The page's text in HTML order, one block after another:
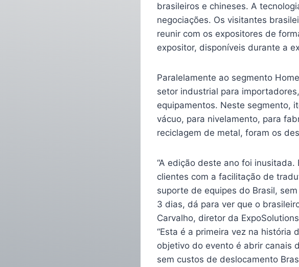
brasileiros e chineses. A
negociações. Os visitantes
reunir com os expositores de
expositor, disponíveis durante a
Paralelamente ao segmento
setor industrial para
equipamentos. Neste segmento,
vácuo, para nivelamento, para
reciclagem de metal, foram os
“A edição deste ano foi
clientes com a facilitação de
suporte de equipes do Brasil,
3 dias, dá para ver que o
Carvalho, diretor da
“Esta é a primeira vez na história
objetivo do evento é abrir canais
sem custos de deslocamento